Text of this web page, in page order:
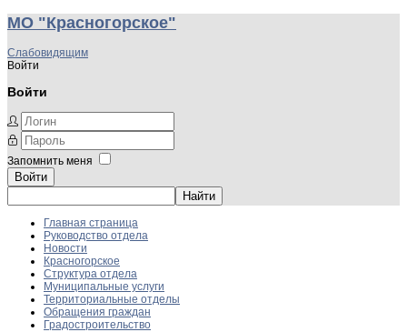
МО "Красногорское"
Слабовидящим
Войти
Войти
Запомнить меня
Войти
Главная страница
Руководство отдела
Новости
Красногорское
Структура отдела
Муниципальные услуги
Территориальные отделы
Обращения граждан
Градостроительство